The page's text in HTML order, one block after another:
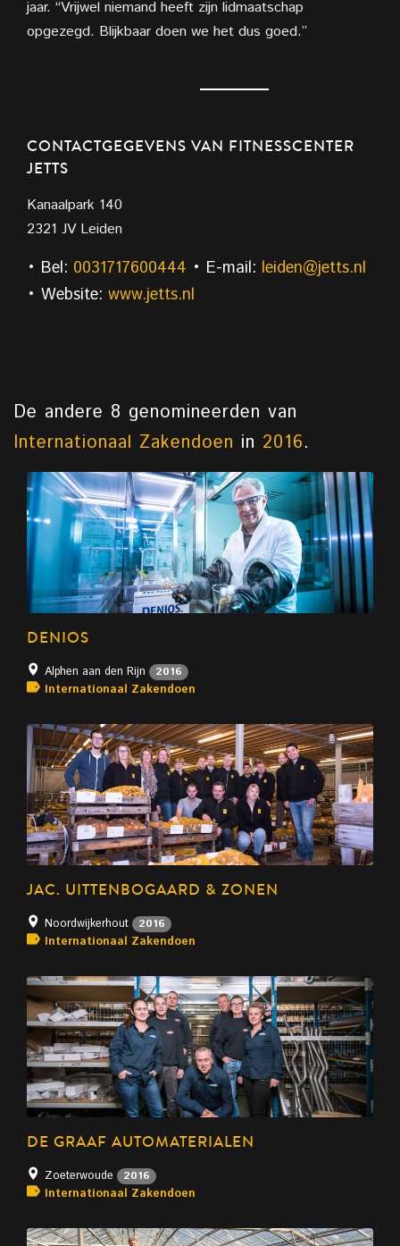
jaar. “Vrijwel niemand heeft zijn lidmaatschap
opgezegd. Blijkbaar doen we het dus goed.”
CONTACTGEGEVENS VAN FITNESSCENTER
JETTS
Kanaalpark 140
2321 JV Leiden
• Bel: 0031717600444 • E-mail: leiden@jetts.nl
• Website: www.jetts.nl
De andere 8 genomineerden van
Internationaal Zakendoen in 2016.
DENIOS
Alphen aan den Rijn 2016
Internationaal Zakendoen
JAC. UITTENBOGAARD & ZONEN
Noordwijkerhout 2016
Internationaal Zakendoen
DE GRAAF AUTOMATERIALEN
Zoeterwoude 2016
Internationaal Zakendoen